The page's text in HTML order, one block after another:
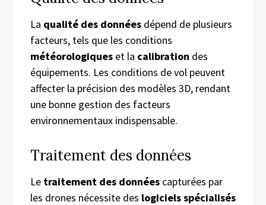
La qualité des données dépend de plusieurs
facteurs, tels que les conditions
météorologiques et la calibration des
équipements. Les conditions de vol peuvent
affecter la précision des modèles 3D, rendant
une bonne gestion des facteurs
environnementaux indispensable.
Traitement des données
Le traitement des données capturées par
les drones nécessite des logiciels spécialisés